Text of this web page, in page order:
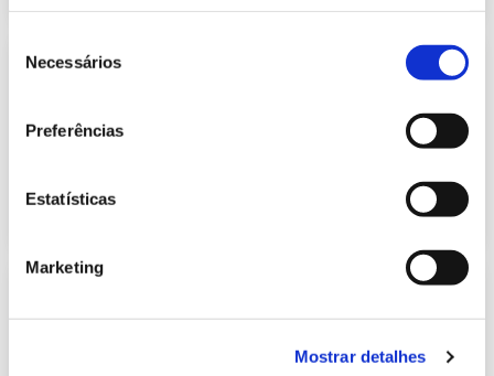
Necessários
Preferências
Estatísticas
Marketing
Mostrar detalhes
Previsão do Consumo de Energia
Publicação com periodicidade mensal, com
informação sobre Eletricidade
2021-10-01
425.59 Kb
informação sobre Eletricidade